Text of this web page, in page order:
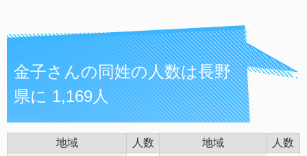
金子さんの同姓の人数は長野
県に 1,169人
地域 人数 地域
人数